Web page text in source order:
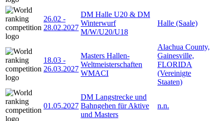
26.02 -
28.02.2027
DM Halle U20 & DM
Winterwurf
M/W/U20/U18
Halle (Saale)
18.03 -
26.03.2027
Masters Hallen-
Weltmeisterschaften
WMACI
Alachua County,
Gainesville,
FLORIDA
(Vereinigte
Staaten)
01.05.2027
DM Langstrecke und
Bahngehen für Aktive
und Masters
n.n.